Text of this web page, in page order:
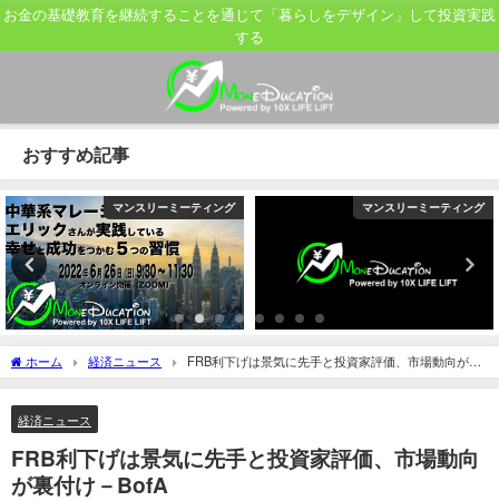
お金の基礎教育を継続することを通じて「暮らしをデザイン」して投資実践
する
おすすめ記事
マンスリーミーティング マンスリーミーティング
ホーム 経済ニュース
FRB利下げは景気に先手と投資家評価、市場動向が裏
付け－BofA
経済ニュース
FRB利下げは景気に先手と投資家評価、市場動向
が裏付け－BofA